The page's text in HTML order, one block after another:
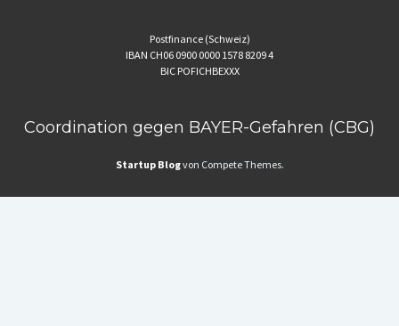
Postfinance (Schweiz)
IBAN CH06 0900 0000 1578 8209 4
BIC POFICHBEXXX
Coordination gegen BAYER-Gefahren (CBG)
Startup Blogvon Compete Themes.